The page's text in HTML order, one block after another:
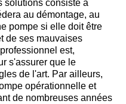
solutions consiste à
au démontage, au
pompe si elle doit être
de ses mauvaises
est,
s'assurer que le
de l'art. Par ailleurs,
opérationnelle et
de nombreuses années